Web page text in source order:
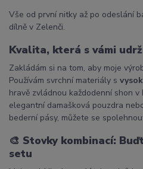
Vše od první nitky až po odeslání
dílně v Zelenči.
Kvalita, která s vámi
Zakládám si na tom, aby moje
Používám svrchní materiály s
hravě zvládnou každodenní shon
elegantní damašková pouzdra
bederní pásy, můžete se
🎨 Stovky kombinací:
setu